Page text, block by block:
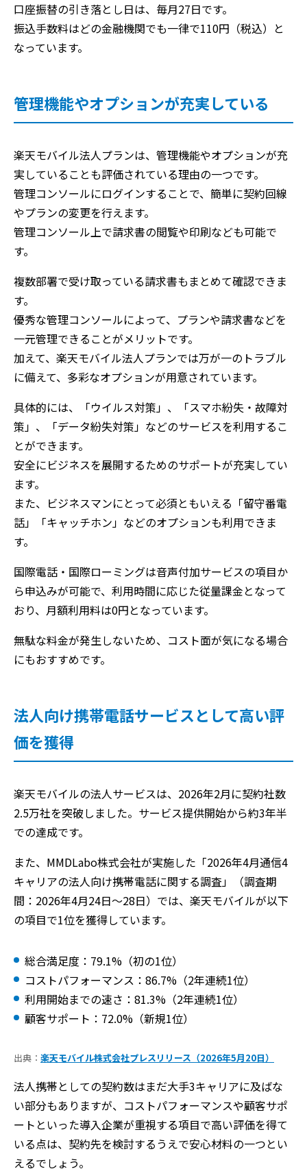
口座振替の引き落とし日は、毎月27日です。
振込手数料はどの金融機関でも一律で110円（税込）と
なっています。
管理機能やオプションが充実している
楽天モバイル法人プランは、管理機能やオプションが充
実していることも評価されている理由の一つです。
管理コンソールにログインすることで、簡単に契約回線
やプランの変更を行えます。
管理コンソール上で請求書の閲覧や印刷なども可能で
す。
複数部署で受け取っている請求書もまとめて確認できま
す。
優秀な管理コンソールによって、プランや請求書などを
一元管理できることがメリットです。
加えて、楽天モバイル法人プランでは万が一のトラブル
に備えて、多彩なオプションが用意されています。
具体的には、「ウイルス対策」、「スマホ紛失・故障対
策」、「データ紛失対策」などのサービスを利用するこ
とができます。
安全にビジネスを展開するためのサポートが充実してい
ます。
また、ビジネスマンにとって必須ともいえる「留守番電
話」「キャッチホン」などのオプションも利用できま
す。
国際電話・国際ローミングは音声付加サービスの項目か
ら申込みが可能で、利用時間に応じた従量課金となって
おり、月額利用料は0円となっています。
無駄な料金が発生しないため、コスト面が気になる場合
にもおすすめです。
法人向け携帯電話サービスとして高い評
価を獲得
楽天モバイルの法人サービスは、2026年2月に契約社数
2.5万社を突破しました。サービス提供開始から約3年半
での達成です。
また、MMDLabo株式会社が実施した「2026年4月通信4
キャリアの法人向け携帯電話に関する調査」（調査期
間：2026年4月24日～28日）では、楽天モバイルが以下
の項目で1位を獲得しています。
総合満足度：79.1%（初の1位）
コストパフォーマンス：86.7%（2年連続1位）
利用開始までの速さ：81.3%（2年連続1位）
顧客サポート：72.0%（新規1位）
出典： 楽天モバイル株式会社プレスリリース（2026年5月20日）
法人携帯としての契約数はまだ大手3キャリアに及ばな
い部分もありますが、コストパフォーマンスや顧客サポ
ートといった導入企業が重視する項目で高い評価を得て
いる点は、契約先を検討するうえで安心材料の一つとい
えるでしょう。